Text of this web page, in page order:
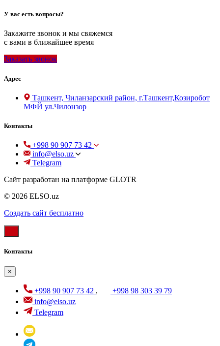
У вас есть вопросы?
Закажите звонок и мы свяжемся
с вами в ближайшее время
Заказать звонок
Адрес
Ташкент, Чиланзарский район, г.Ташкент,Козиробот
МФЙ ул.Чилонзор
Контакты
+998 90 907 73 42
info@elso.uz
Telegram
Сайт разработан на платформе GLOTR
© 2026 ELSO.uz
Создать cайт бесплатно
Контакты
×
+998 90 907 73 42 ,
+998 98 303 39 79
info@elso.uz
Telegram